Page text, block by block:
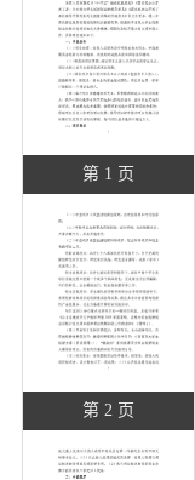
第 1 页
第 2 页